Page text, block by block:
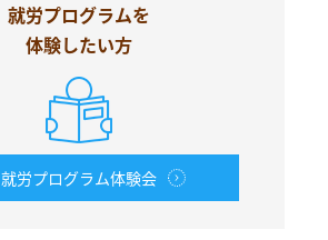
就労プログラムを
体験したい方
就労プログラム体験会